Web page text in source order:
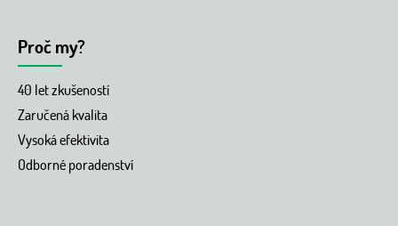
Proč my?
40 let zkušeností
Zaručená kvalita
Vysoká efektivita
Odborné poradenství